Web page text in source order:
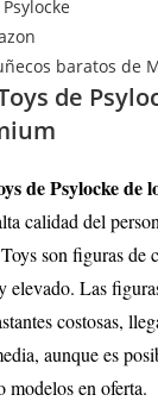
baratos de
de
de Psylocke de
calidad del
son figuras de
elevado. Las
costosas,
aunque es
modelos en oferta.